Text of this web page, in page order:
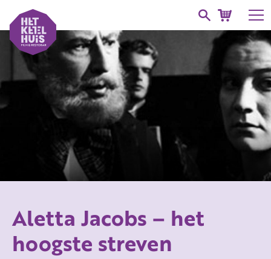
Aletta Jacobs – het
hoogste streven